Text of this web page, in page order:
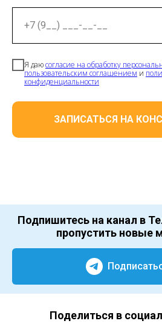
+7 (9__) ___-__-__
Я даюсогласие на обработку
пользовательским соглашением и
конфиденциальности
ЗАПИСАТЬСЯ НА
Подпишитесь на канал в
пропустить новые
Поделиться в